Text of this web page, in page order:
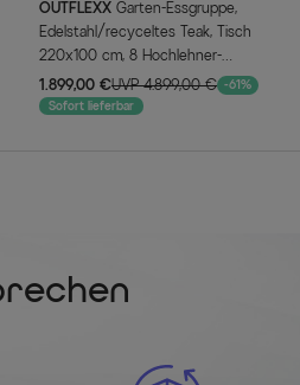
OUTFLEXX
Edelstahl/recyceltes Teak, Tisch
220x100 cm, 8 Hochlehner-
Diningsessel, A-Gestell, FSC®-
zertifiziertes Produkt
1.899,00 €UVP 4.899,00 € -61%
Sofort lieferbar